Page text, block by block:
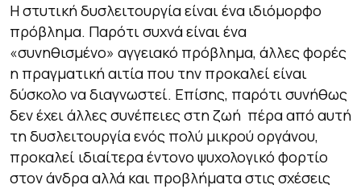
Η στυτική δυσλειτουργία είναι ένα ιδιόμορφο
πρόβλημα. Παρότι συχνά είναι ένα
«συνηθισμένο» αγγειακό πρόβλημα, άλλες φορές
η πραγματική αιτία που την προκαλεί είναι
δύσκολο να διαγνωστεί. Επίσης, παρότι συνήθως
δεν έχει άλλες συνέπειες στη ζωή πέρα από αυτή
τη δυσλειτουργία ενός πολύ μικρού οργάνου,
προκαλεί ιδιαίτερα έντονο ψυχολογικό φορτίο
στον άνδρα αλλά και προβλήματα στις σχέσεις